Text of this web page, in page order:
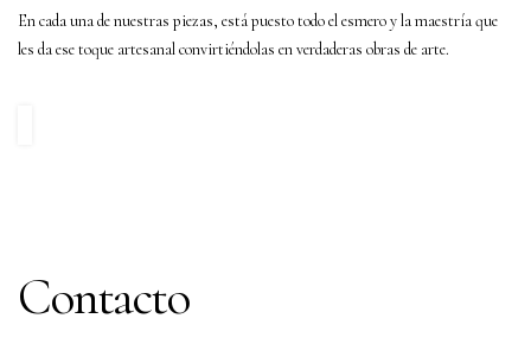
En cada una de nuestras piezas, está puesto todo el esmero y la maestría que
les da ese toque artesanal convirtiéndolas en verdaderas obras de arte.
Contacto